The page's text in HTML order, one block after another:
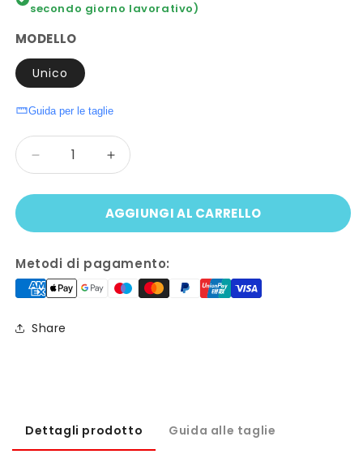
secondo giorno lavorativo)
MODELLO
Unico
Guida per le taglie
Quantità
Diminuisci
quantità
per
RAGNATELA
RAGNO
Aumenta
quantità
per
Collana
RAGNATELA
RAGNO
AGGIUNGI AL CARRELLO
Metodi di pagamento:
Share
Dettagli prodotto Guida alle taglie